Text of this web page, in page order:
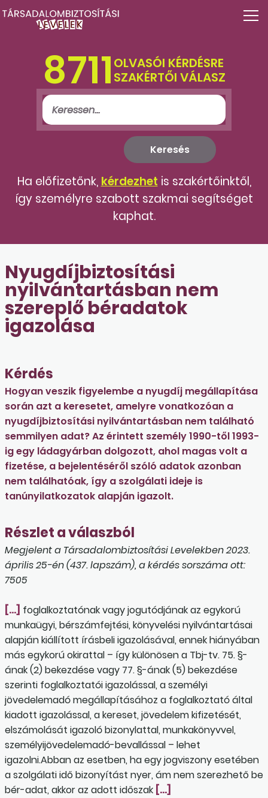
8711 OLVASÓI KÉRDÉSRE
SZAKÉRTŐI VÁLASZ
Ha előfizetőnk, kérdezhet is szakértőinktől,
így személyre szabott szakmai segítséget
kaphat.
Nyugdíjbiztosítási
nyilvántartásban nem
szereplő béradatok
igazolása
Kérdés
Hogyan veszik figyelembe a nyugdíj megállapítása
során azt a keresetet, amelyre vonatkozóan a
nyugdíjbiztosítási nyilvántartásban nem található
semmilyen adat? Az érintett személy 1990-től 1993-
ig egy ládagyárban dolgozott, ahol magas volt a
fizetése, a bejelentéséről szóló adatok azonban
nem találhatóak, így a szolgálati ideje is
tanúnyilatkozatok alapján igazolt.
Részlet a válaszból
Megjelent a Társadalombiztosítási Levelekben 2023.
április 25-én (437. lapszám), a kérdés sorszáma ott:
7505
[…] foglalkoztatónak vagy jogutódjának az egykorú
munkaügyi, bérszámfejtési, könyvelési nyilvántartásai
alapján kiállított írásbeli igazolásával, ennek hiányában
más egykorú okirattal – így különösen a Tbj-tv. 75. §-
ának (2) bekezdése vagy 77. §-ának (5) bekezdése
szerinti foglalkoztatói igazolással, a személyi
jövedelemadó megállapításához a foglalkoztató által
kiadott igazolással, a kereset, jövedelem kifizetését,
elszámolását igazoló bizonylattal, munkakönyvvel,
személyijövedelemadó-bevallással – lehet
igazolni.Abban az esetben, ha egy jogviszony esetében
a szolgálati idő bizonyítást nyer, ám nem szerezhető be
bér-adat, akkor az adott időszak […]